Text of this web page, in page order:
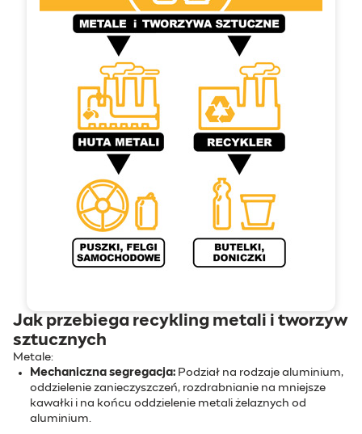
Jak przebiega recykling metali i tworzyw
sztucznych
Metale:
Mechaniczna segregacja: Podział na rodzaje aluminium,
oddzielenie zanieczyszczeń, rozdrabnianie na mniejsze
kawałki i na końcu oddzielenie metali żelaznych od
aluminium.